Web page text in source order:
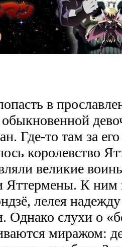
в
Где-то там за
королевство
великие
Яттермены. К ним
лелея надежду
Однако слухи о
миражом: